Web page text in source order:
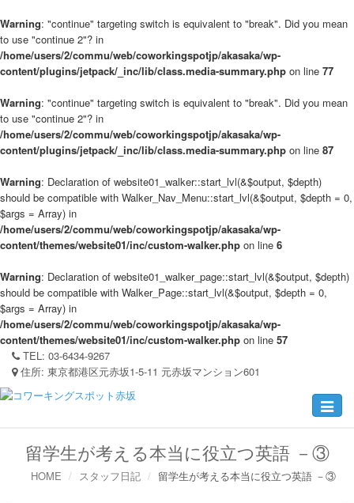
Warning: "continue" targeting switch is equivalent to "break". Did you mean
to use "continue 2"? in
/home/users/2/commu/web/coworkingspotjp/akasaka/wp-
content/plugins/jetpack/_inc/lib/class.media-summary.php on line 77
Warning: "continue" targeting switch is equivalent to "break". Did you mean
to use "continue 2"? in
/home/users/2/commu/web/coworkingspotjp/akasaka/wp-
content/plugins/jetpack/_inc/lib/class.media-summary.php on line 87
Warning: Declaration of website01_walker::start_lvl(&$output, $depth)
should be compatible with Walker_Nav_Menu::start_lvl(&$output, $depth = 0,
$args = Array) in
/home/users/2/commu/web/coworkingspotjp/akasaka/wp-
content/themes/website01/inc/custom-walker.php on line 6
Warning: Declaration of website01_walker_page::start_lvl(&$output, $depth)
should be compatible with Walker_Page::start_lvl(&$output, $depth = 0,
$args = Array) in
/home/users/2/commu/web/coworkingspotjp/akasaka/wp-
content/themes/website01/inc/custom-walker.php on line 57
TEL: 03-6434-9267
住所: 東京都港区元赤坂1-5-11 元赤坂マンション601
Toggle
留学生が考える本当に役立つ英語 －③
HOME スタッフ日記 留学生が考える本当に役立つ英語 －③